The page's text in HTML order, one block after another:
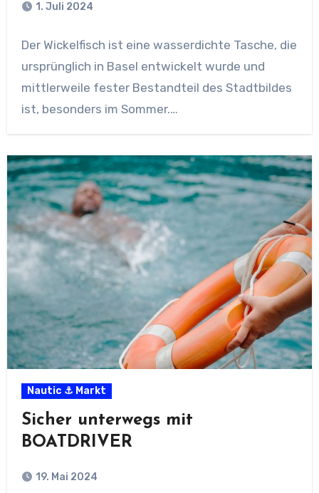
1. Juli 2024
Der Wickelfisch ist eine wasserdichte Tasche, die
ursprünglich in Basel entwickelt wurde und
mittlerweile fester Bestandteil des Stadtbildes
ist, besonders im Sommer.…
Nautic ⚓ Markt
Sicher unterwegs mit
BOATDRIVER
19. Mai 2024